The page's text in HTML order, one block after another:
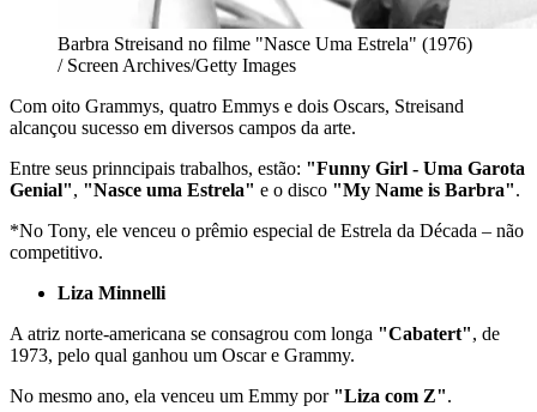
Barbra Streisand no filme "Nasce Uma Estrela" (1976)
/ Screen Archives/Getty Images
Com oito Grammys, quatro Emmys e dois Oscars, Streisand
alcançou sucesso em diversos campos da arte.
Entre seus prinncipais trabalhos, estão: "Funny Girl - Uma Garota
Genial", "Nasce uma Estrela" e o disco "My Name is Barbra".
*No Tony, ele venceu o prêmio especial de Estrela da Década – não
competitivo.
Liza Minnelli
A atriz norte-americana se consagrou com longa "Cabatert", de
1973, pelo qual ganhou um Oscar e Grammy.
No mesmo ano, ela venceu um Emmy por "Liza com Z".